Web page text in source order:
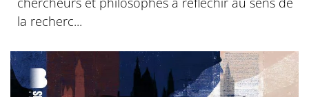
la recherc...